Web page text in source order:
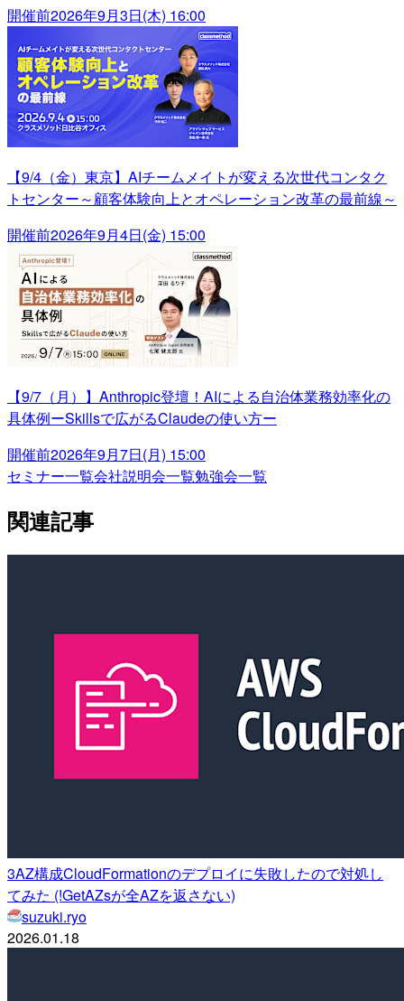
開催前2026年9月3日(木) 16:00
【9/4（金）東京】AIチームメイトが変える次世代コンタク
トセンター～顧客体験向上とオペレーション改革の最前線～
開催前2026年9月4日(金) 15:00
【9/7（月）】Anthropic登壇！AIによる自治体業務効率化の
具体例ーSkillsで広がるClaudeの使い方ー
開催前2026年9月7日(月) 15:00
セミナー一覧会社説明会一覧勉強会一覧
関連記事
3AZ構成CloudFormationのデプロイに失敗したので対処し
てみた (!GetAZsが全AZを返さない)
suzuki.ryo
2026.01.18